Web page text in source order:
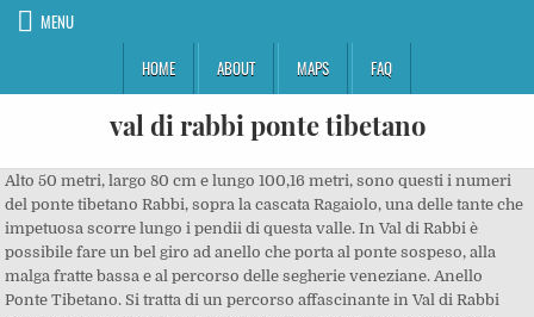
MENU
HOME
ABOUT MAPS FAQ
val di rabbi ponte tibetano
Alto 50 metri, largo 80 cm e lungo 100,16 metri, sono questi i numeri
del ponte tibetano Rabbi, sopra la cascata Ragaiolo, una delle tante che
impetuosa scorre lungo i pendii di questa valle. In Val di Rabbi è
possibile fare un bel giro ad anello che porta al ponte sospeso, alla
malga fratte bassa e al percorso delle segherie veneziane. Anello
Ponte Tibetano. Si tratta di un percorso affascinante in Val di Rabbi